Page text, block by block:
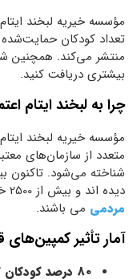
مؤسسه خیریه لبخند
تعداد کودکان
منتشر می‌کند. همچنین
بیشتری دریافت کنید.
چرا به لبخند ایتام
مؤسسه خیریه لبخند
متعدد از سازمان‌های
شناخته می‌شود. تاکنون
دیده اند و بیش از 2500 خانواده تحت پوشش این
مردمی می باشند.
آمار تأثیر کمپین‌های
80 درصد